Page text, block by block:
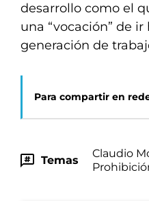
desarrollo como el
una “vocación” de
generación de
Para compartir en
Temas
Claudio